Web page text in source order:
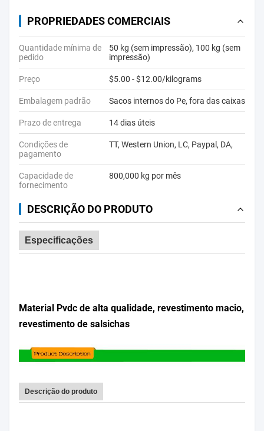
PROPRIEDADES COMERCIAIS
Quantidade mínima de
pedido
50 kg (sem impressão), 100 kg (sem
impressão)
Preço $5.00 - $12.00/kilograms
Embalagem padrão Sacos internos do Pe, fora das caixas
Prazo de entrega 14 dias úteis
Condições de
pagamento
TT, Western Union, LC, Paypal, DA,
Capacidade de
fornecimento
800,000 kg por mês
DESCRIÇÃO DO PRODUTO
Especificações
Material Pvdc de alta qualidade, revestimento macio,
revestimento de salsichas
Descrição do produto